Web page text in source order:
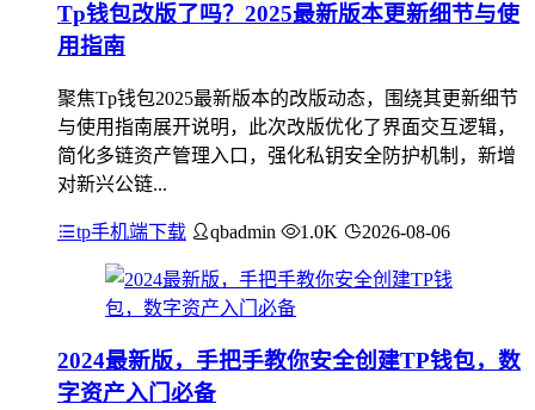
Tp钱包改版了吗？2025最新版本更新细节与使
用指南
聚焦Tp钱包2025最新版本的改版动态，围绕其更新细节
与使用指南展开说明，此次改版优化了界面交互逻辑，
简化多链资产管理入口，强化私钥安全防护机制，新增
对新兴公链...
tp手机端下载 qbadmin 1.0K 2026-08-06
2024最新版，手把手教你安全创建TP钱包，数
字资产入门必备